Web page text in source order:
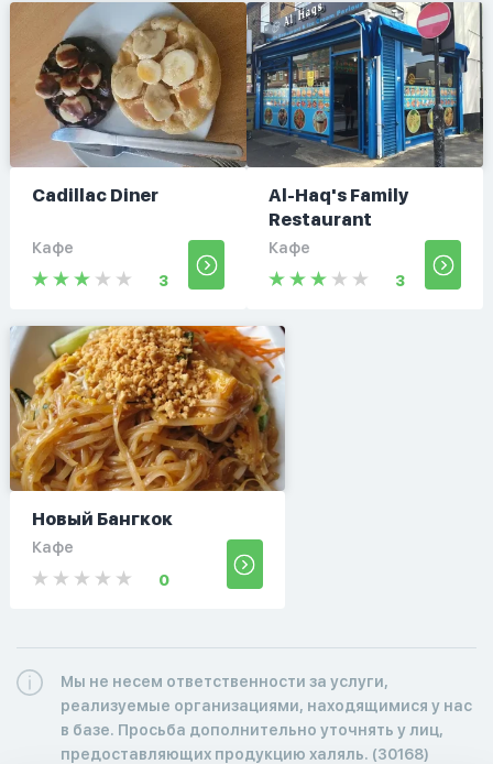
Cadillac Diner
Кафе
3
Al-Haq's Family
Restaurant
Кафе
3
Новый Бангкок
Кафе
0
Мы не несем ответственности за услуги,
реализуемые организациями, находящимися у нас
в базе. Просьба дополнительно уточнять у лиц,
предоставляющих продукцию халяль. (30168)